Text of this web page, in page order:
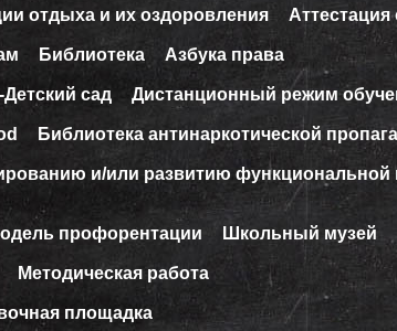
отдыха и их оздоровления
Библиотека Азбука права
сад Дистанционный режим
Библиотека антинаркотической
и/или развитию функциональной
профорентации Школьный музей
Методическая работа
площадка